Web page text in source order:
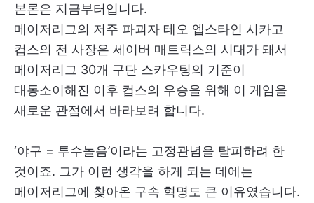
본론은 지금부터입니다.
메이저리그의 저주 파괴자 테오 엡스타인 시카고
컵스의 전 사장은 세이버 매트릭스의 시대가 돼서
메이저리그 30개 구단 스카우팅의 기준이
대동소이해진 이후 컵스의 우승을 위해 이 게임을
새로운 관점에서 바라보려 합니다.
‘야구 = 투수놀음’이라는 고정관념을 탈피하려 한
것이죠. 그가 이런 생각을 하게 되는 데에는
메이저리그에 찾아온 구속 혁명도 큰 이유였습니다.